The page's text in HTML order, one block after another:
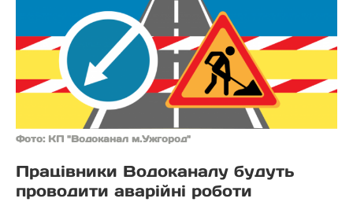
Фото: КП "Водоканал м.Ужгород"
Працівники Водоканалу будуть
проводити аварійні роботи